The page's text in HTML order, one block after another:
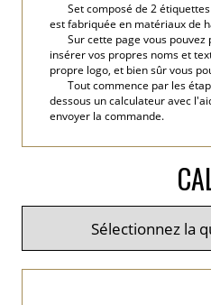
Set composé de 2
est fabriquée en matériaux de
Sur cette page vous
insérer vos propres noms et
propre logo, et bien sûr vous
Tout commence par les
dessous un calculateur avec
envoyer la commande.